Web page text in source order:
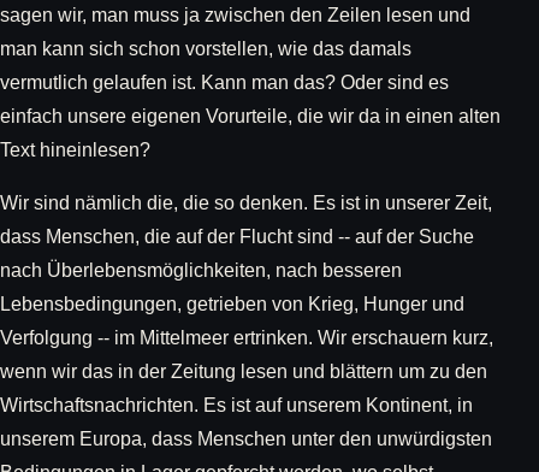
sagen wir, man muss ja zwischen den Zeilen lesen und
man kann sich schon vorstellen, wie das damals
vermutlich gelaufen ist. Kann man das? Oder sind es
einfach unsere eigenen Vorurteile, die wir da in einen alten
Text hineinlesen?
Wir sind nämlich die, die so denken. Es ist in unserer Zeit,
dass Menschen, die auf der Flucht sind -- auf der Suche
nach Überlebensmöglichkeiten, nach besseren
Lebensbedingungen, getrieben von Krieg, Hunger und
Verfolgung -- im Mittelmeer ertrinken. Wir erschauern kurz,
wenn wir das in der Zeitung lesen und blättern um zu den
Wirtschaftsnachrichten. Es ist auf unserem Kontinent, in
unserem Europa, dass Menschen unter den unwürdigsten